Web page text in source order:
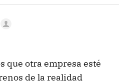
que otra empresa esté
de la realidad